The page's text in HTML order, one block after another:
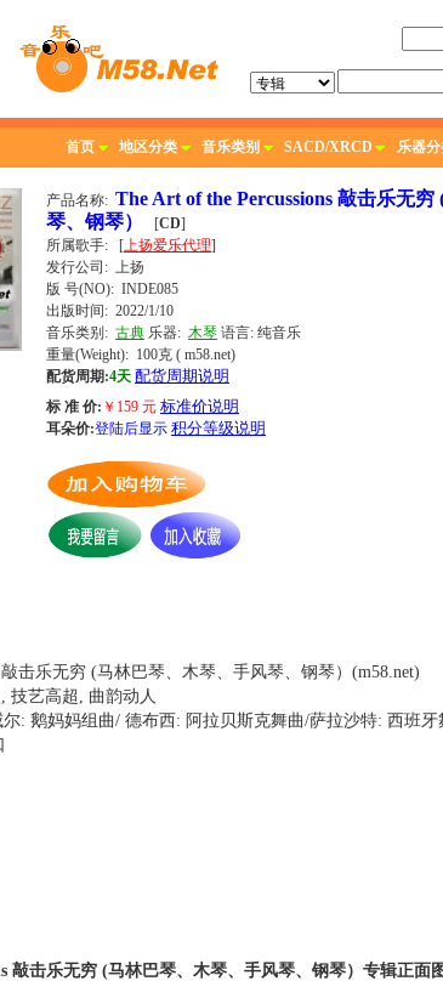
首页 地区分类 音乐类别 SACD/XRCD 乐器分
产品名称: The Art of the Percussions 敲击乐无
琴、钢琴）
[CD]
所属歌手: [上扬爱乐代理]
发行公司: 上扬
版 号(NO): INDE085
出版时间: 2022/1/10
音乐类别: 古典 乐器: 木琴 语言: 纯音乐
重量(Weight): 100克 ( m58.net)
配货周期:4天 配货周期说明
标 准 价: ￥ 159 元 标准价说明
耳朵价:登陆后显示 积分等级说明
敲击乐无穷 (马林巴琴、木琴、手风琴、钢琴）(m58.net)
技艺高超, 曲韵动人
: 鹅妈妈组曲/ 德布西: 阿拉贝斯克舞曲/萨拉沙特: 西班
敲击乐无穷 (马林巴琴、木琴、手风琴、钢琴）专辑正面